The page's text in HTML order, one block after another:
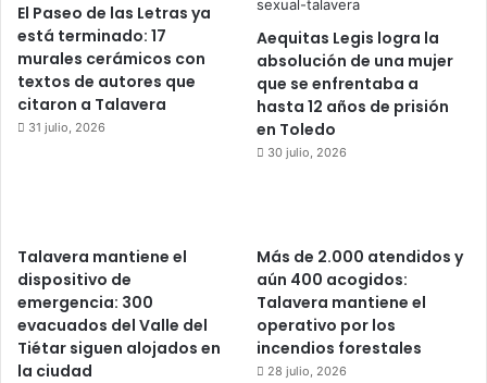
El Paseo de las Letras ya
está terminado: 17
murales cerámicos con
textos de autores que
citaron a Talavera
31 julio, 2026
Aequitas Legis logra la
absolución de una mujer
que se enfrentaba a
hasta 12 años de prisión
en Toledo
30 julio, 2026
Talavera mantiene el
dispositivo de
emergencia: 300
evacuados del Valle del
Tiétar siguen alojados en
la ciudad
Más de 2.000 atendidos y
aún 400 acogidos:
Talavera mantiene el
operativo por los
incendios forestales
28 julio, 2026